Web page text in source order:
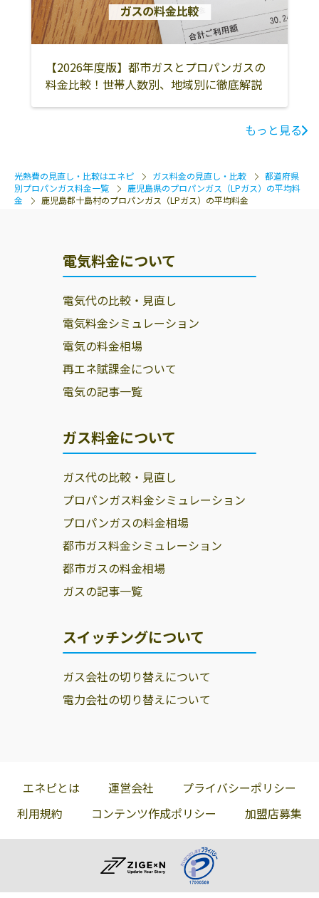
【2026年度版】都市ガスとプロパンガスの
料金比較！世帯人数別、地域別に徹底解説
もっと見る
光熱費の見直し・比較はエネピ ガス料金の見直し・比較
都道府県
別プロパンガス料金一覧
鹿児島県のプロパンガス（LPガス）の平均料
金
鹿児島郡十島村のプロパンガス（LPガス）の平均料金
電気料金について
電気代の比較・見直し
電気料金シミュレーション
電気の料金相場
再エネ賦課金について
電気の記事一覧
ガス料金について
ガス代の比較・見直し
プロパンガス料金シミュレーション
プロパンガスの料金相場
都市ガス料金シミュレーション
都市ガスの料金相場
ガスの記事一覧
スイッチングについて
ガス会社の切り替えについて
電力会社の切り替えについて
エネピとは 運営会社
プライバシーポリシー
利用規約
コンテンツ作成ポリシー 加盟店募集